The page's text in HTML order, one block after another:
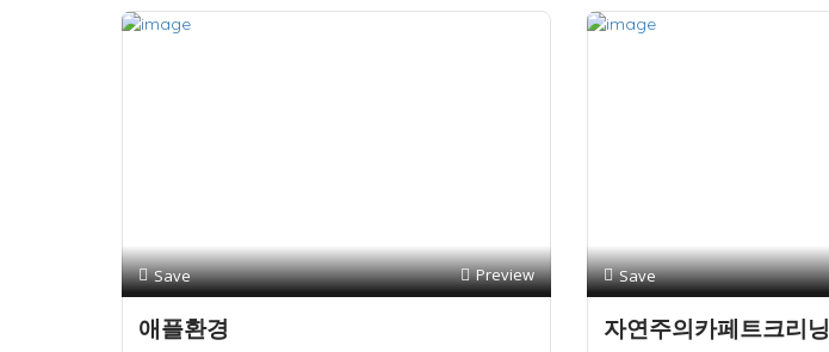
Save Preview
애플환경
Save
자연주의카페트크리닝